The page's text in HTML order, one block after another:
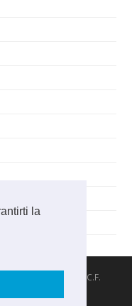
la
58 - Firenze - C.F.